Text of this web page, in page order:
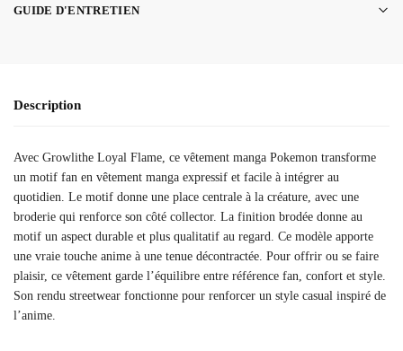
GUIDE D'ENTRETIEN
Description
Avec Growlithe Loyal Flame, ce vêtement manga Pokemon transforme
un motif fan en vêtement manga expressif et facile à intégrer au
quotidien. Le motif donne une place centrale à la créature, avec une
broderie qui renforce son côté collector. La finition brodée donne au
motif un aspect durable et plus qualitatif au regard. Ce modèle apporte
une vraie touche anime à une tenue décontractée. Pour offrir ou se faire
plaisir, ce vêtement garde l’équilibre entre référence fan, confort et style.
Son rendu streetwear fonctionne pour renforcer un style casual inspiré de
l’anime.